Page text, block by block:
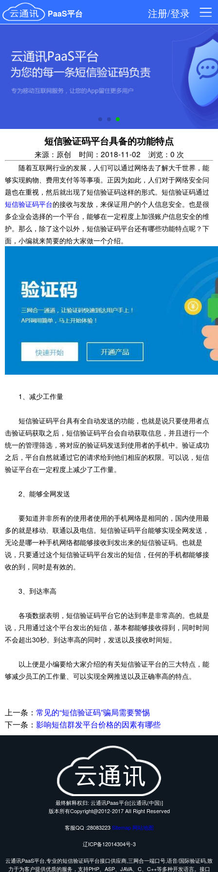
PaaS平台 注册/登录
短信验证码平台具备的功能特点
来源：原创 时间：2018-11-02 浏览：0 次
随着互联网行业的发展，人们可以通过网络去了解大千世界，能
够实现购物、费用支付等等事项。正因为如此，人们对于网络安全问
题也在重视，然后就出现了短信验证码这样的形式。短信验证码通过
短信验证码平台的接收与发放，来保证用户的个人信息安全。也是很
多企业会选择的一个平台，能够在一定程度上加强账户信息安全的维
护。那么，除了这个以外，短信验证码平台还有哪些功能特点呢？下
面，小编就来简要的给大家做一个介绍。
1、减少工作量
短信验证码平台具有全自动发送的功能，也就是说只要使用者点
击验证码获取之后，短信验证码平台会自动获取信息，并且进行一个
统一的管理筛选，将对应的验证码发送到使用者的手机中。验证成功
之后，平台自然就通过它的请求给到他们相应的权限。可以说，短信
验证平台在一定程度上减少了工作量。
2、能够全网发送
要知道并非所有的使用者使用的手机网络是相同的，国内使用最
多的就是移动、联通以及电信。短信验证码平台能够实现全网发送，
无论是哪一种手机网络都能够接收到发出来的短信验证码。也就是
说，只要通过这个短信验证码平台发出的短信，任何的手机都能够接
收的到，同时是有效的。
3、到达率高
各项数据表明，短信验证码平台它的达到率是非常高的。也就是
说，只用通过这个平台发出的短信，基本都能够接收得到，同时时间
不会超出30秒。到达率高的同时，发送以及接收时间短。
以上便是小编要给大家介绍的有关短信验证平台的三大特点，能
够减少员工的工作量、可以实现全网推送以及正确率高的特点。
上一条： 常见的“短信验证码”骗局需要警惕
下一条： 影响短信群发平台价格的因素有哪些
最终解释权归: 云通讯Paas平台[云通讯(中国)]
版本所有Copyright@2012-2017 AII Right Reserved
客服QQ :28083223Sitemap 网站地图
辽ICP备12014304号-3
云通讯PaaS平台,专业的短信验证码平台接口供应商,三网合一端口号,语音/国际验证码,致
力于为客户提供优质的服务，支持PHP、ASP、JAVA、C、C++等多种开发语言。接口